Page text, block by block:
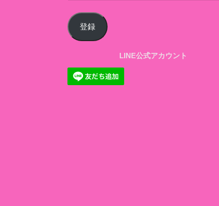
ル
ア
レ
ス
登録
LINE公式アカウント